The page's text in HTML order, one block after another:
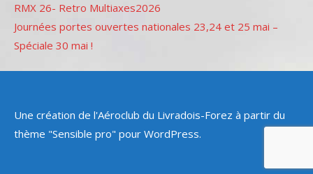
RMX 26- Retro Multiaxes2026
Journées portes ouvertes nationales 23,24 et 25 mai –
Spéciale 30 mai !
Une création de l'Aéroclub du Livradois-Forez à partir du
thème "Sensible pro" pour WordPress.